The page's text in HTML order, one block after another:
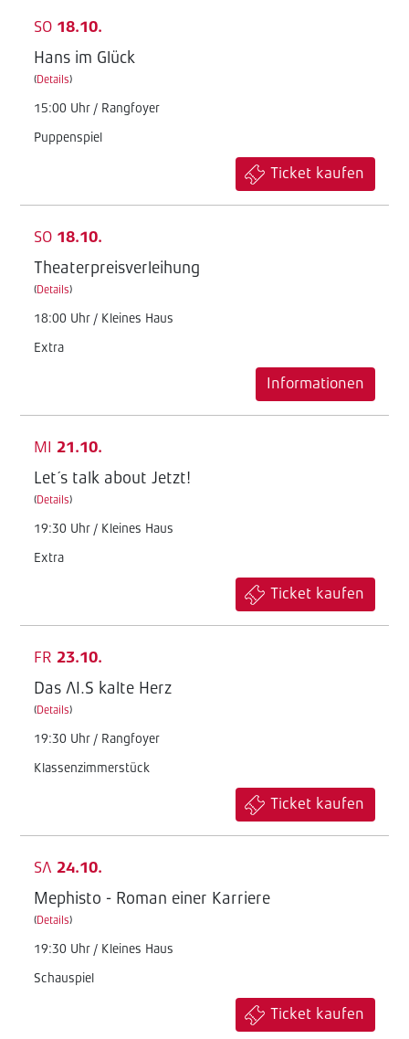
SO 18.10.
Hans im Glück
(Details)
15:00 Uhr / Rangfoyer
Puppenspiel
Ticket kaufen
SO 18.10.
Theaterpreisverleihung
(Details)
18:00 Uhr / Kleines Haus
Extra
Informationen
MI 21.10.
Let´s talk about Jetzt!
(Details)
19:30 Uhr / Kleines Haus
Extra
Ticket kaufen
FR 23.10.
Das AI.S kalte Herz
(Details)
19:30 Uhr / Rangfoyer
Klassenzimmerstück
Ticket kaufen
SA 24.10.
Mephisto - Roman einer Karriere
(Details)
19:30 Uhr / Kleines Haus
Schauspiel
Ticket kaufen